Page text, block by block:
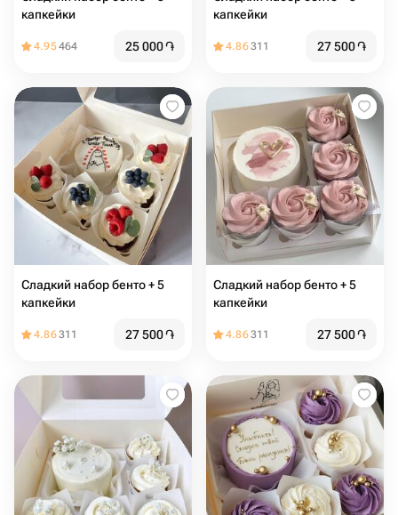
капкейки
4.95464 25 000֏
капкейки
4.86311 27 500֏
Сладкий набор бенто + 5
капкейки
4.86311 27 500֏
Сладкий набор бенто + 5
капкейки
4.86311 27 500֏